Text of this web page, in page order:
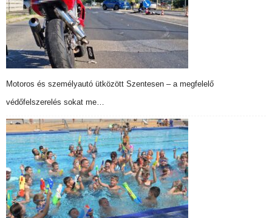
Motoros és személyautó ütközött Szentesen – a megfelelő
védőfelszerelés sokat me…